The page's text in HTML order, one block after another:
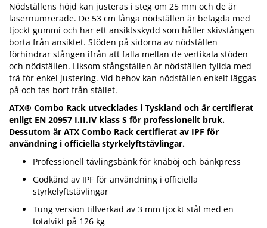
Nödställens höjd kan justeras i steg om 25 mm och de är
lasernumrerade. De 53 cm långa nödställen är belagda med
tjockt gummi och har ett ansiktsskydd som håller skivstången
borta från ansiktet. Stöden på sidorna av nödställen
förhindrar stången ifrån att falla mellan de vertikala stöden
och nödställen. Liksom stångställen är nödställen fyllda med
trä för enkel justering. Vid behov kan nödställen enkelt läggas
på och tas bort från stället.
ATX® Combo Rack utvecklades i Tyskland och är certifierat
enligt EN 20957 I.II.IV klass S för professionellt bruk.
Dessutom är ATX Combo Rack certifierat av IPF för
användning i officiella styrkelyftstävlingar.
Professionell tävlingsbänk för knäböj och bänkpress
Godkänd av IPF för användning i officiella
styrkelyftstävlingar
Tung version tillverkad av 3 mm tjockt stål med en
totalvikt på 126 kg